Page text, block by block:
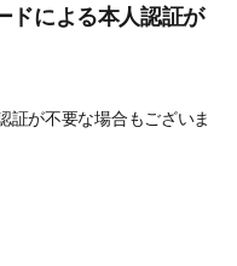
ドによる本人認証が
が不要な場合もございま